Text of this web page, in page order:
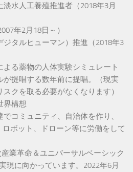
水人工養殖推進者（2018年3月
年2月18日～）
タルヒューマン）推進（2018年3
る薬物の人体実験シミュレート
提唱する数年前に提唱。（現実
クを取る必要がなくなります）
界構想
でコミュニティ、自治体を作り、
ボット、ドローン等に労働をして
業革命＆ユニバーサルベーシック
現に向かっています。2022年6月